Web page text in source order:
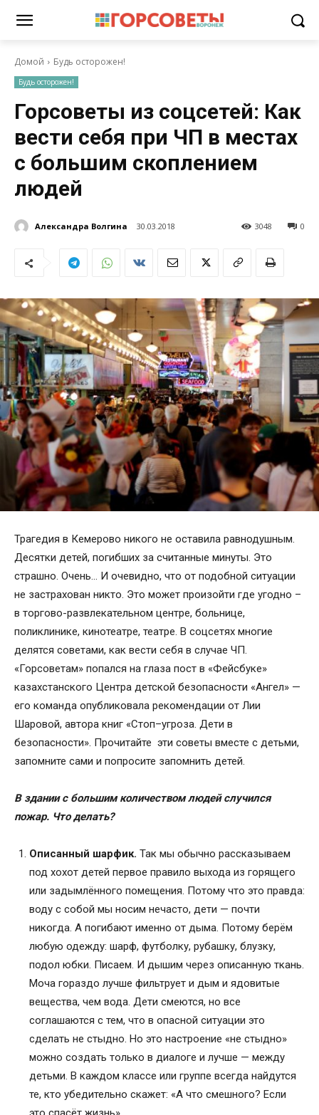
Домой Будь осторожен!
Будь осторожен!
Горсоветы из соцсетей: Как
вести себя при ЧП в местах
с большим скоплением
людей
Александра Волгина 30.03.2018 0
3048
Трагедия в Кемерово никого не оставила равнодушным.
Десятки детей, погибших за считанные минуты. Это
страшно. Очень… И очевидно, что от подобной ситуации
не застрахован никто. Это может произойти где угодно –
в торгово-развлекательном центре, больнице,
поликлинике, кинотеатре, театре. В соцсетях многие
делятся советами, как вести себя в случае ЧП.
«Горсоветам» попался на глаза пост в «Фейсбуке»
казахстанского Центра детской безопасности «Ангел» —
его команда опубликовала рекомендации от Лии
Шаровой, автора книг «Стоп–угроза. Дети в
безопасности». Прочитайте эти советы вместе с детьми,
запомните сами и попросите запомнить детей.
В здании с большим количеством людей случился
пожар. Что делать?
Описанный шарфик. Так мы обычно рассказываем
под хохот детей первое правило выхода из горящего
или задымлённого помещения. Потому что это правда:
воду с собой мы носим нечасто, дети — почти
никогда. А погибают именно от дыма. Потому берём
любую одежду: шарф, футболку, рубашку, блузку,
подол юбки. Писаем. И дышим через описанную ткань.
Моча гораздо лучше фильтрует и дым и ядовитые
вещества, чем вода. Дети смеются, но все
соглашаются с тем, что в опасной ситуации это
сделать не стыдно. Но это настроение «не стыдно»
можно создать только в диалоге и лучше — между
детьми. В каждом классе или группе всегда найдутся
те, кто убедительно скажет: «А что смешного? Если